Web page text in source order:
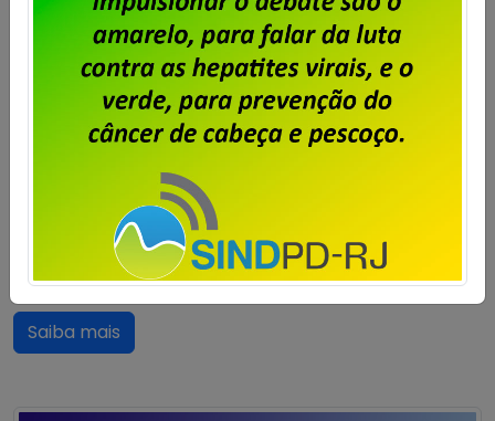
Publicado porImprensa em23/07/2026
A Campanha Salarial 2026/2028 dos trabalhadores e
trabalhadoras da Unisys Brasil está encerrada, com a
aprovação, em assembleias realizadas pelos
estados, da proposta apresentada pela empresa.
Confira os estados que aprovaram a proposta,
através de assembleias realizadas com os
trabalhadores e trabalhadoras: Bahia Ceará Distrito
Federal Espírito Santo Goiás Minas Gerais
Pernambuco Rio de Janeiro […]
Saiba mais